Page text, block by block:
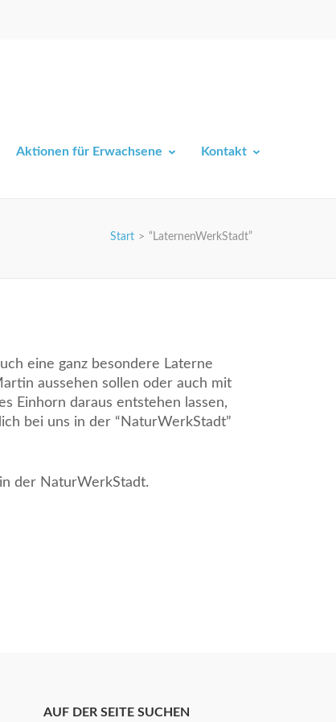
Aktionen für Erwachsene Kontakt
Start > “LaternenWerkStadt”
eine ganz besondere Laterne
aussehen sollen oder auch mit
Einhorn daraus entstehen lassen,
bei uns in der “NaturWerkStadt”
der NaturWerkStadt.
AUF DER SEITE SUCHEN